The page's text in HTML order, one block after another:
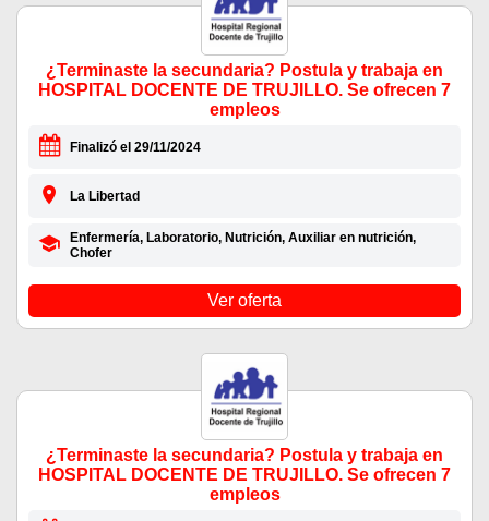
¿Terminaste la secundaria? Postula y trabaja en
HOSPITAL DOCENTE DE TRUJILLO. Se ofrecen 7
empleos
Finalizó el 29/11/2024
La Libertad
Enfermería, Laboratorio, Nutrición, Auxiliar en nutrición,
Chofer
Ver oferta
¿Terminaste la secundaria? Postula y trabaja en
HOSPITAL DOCENTE DE TRUJILLO. Se ofrecen 7
empleos